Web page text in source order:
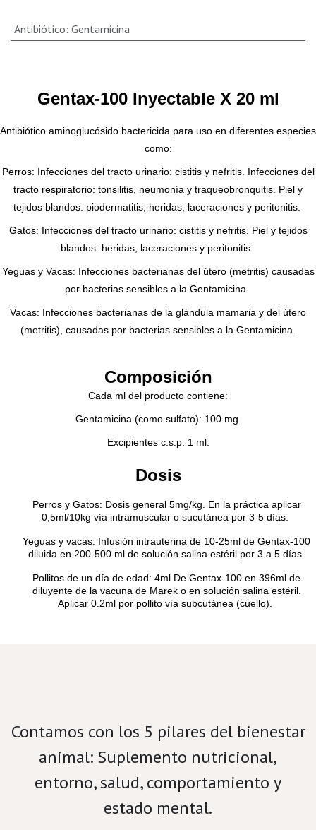
Antibiótico: Gentamicina
Gentax-100 Inyectable X 20 ml
Antibiótico aminoglucósido bactericida para uso en diferentes especies
como:
Perros: Infecciones del tracto urinario: cistitis y nefritis. Infecciones del
tracto respiratorio: tonsilitis, neumonía y traqueobronquitis. Piel y
tejidos blandos: piodermatitis, heridas, laceraciones y peritonitis.
Gatos: Infecciones del tracto urinario: cistitis y nefritis. Piel y tejidos
blandos: heridas, laceraciones y peritonitis.
Yeguas y Vacas: Infecciones bacterianas del útero (metritis) causadas
por bacterias sensibles a la Gentamicina.
Vacas: Infecciones bacterianas de la glándula mamaria y del útero
(metritis), causadas por bacterias sensibles a la Gentamicina.
Composición
Cada ml del producto contiene:
Gentamicina (como sulfato): 100 mg
Excipientes c.s.p. 1 ml.
Dosis
Perros y Gatos: Dosis general 5mg/kg. En la práctica aplicar
0,5ml/10kg vía intramuscular o sucutánea por 3-5 días.
Yeguas y vacas: Infusión intrauterina de 10-25ml de Gentax-100
diluida en 200-500 ml de solución salina estéril por 3 a 5 días.
Pollitos de un día de edad: 4ml De Gentax-100 en 396ml de
diluyente de la vacuna de Marek o en solución salina estéril.
Aplicar 0.2ml por pollito vía subcutánea (cuello).
Contamos con los 5 pilares del bienestar
animal: Suplemento nutricional,
entorno, salud, comportamiento y
estado mental.